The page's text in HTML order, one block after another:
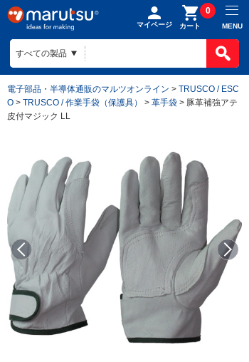
マイページ カート
0
MENU
電子部品・半導体通販のマルツオンライン > TRUSCO / ESC
O > TRUSCO / 作業手袋（保護具） > 革手袋 > 豚革補強アテ
皮付マジック LL